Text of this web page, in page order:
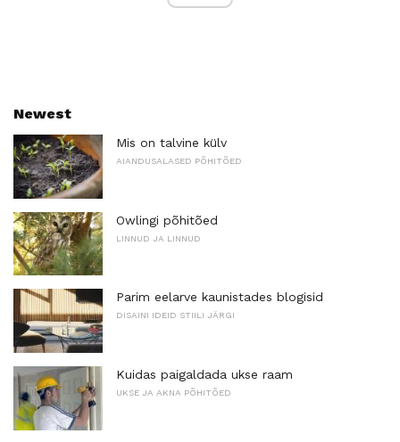
Newest
Mis on talvine külv
AIANDUSALASED PÕHITÕED
Owlingi põhitõed
LINNUD JA LINNUD
Parim eelarve kaunistades blogisid
DISAINI IDEID STIILI JÄRGI
Kuidas paigaldada ukse raam
UKSE JA AKNA PÕHITÕED